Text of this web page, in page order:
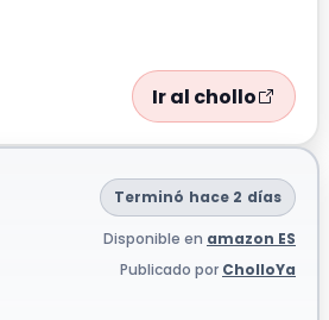
Ir al chollo
Terminó hace 2 días
Disponible en amazon ES
Publicado por CholloYa